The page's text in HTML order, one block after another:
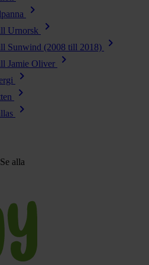
chevron_right
Urnorsk chevron_right
Sunwind (2008 till 2018) chevron_right
Jamie Oliver chevron_right
chevron_right
chevron_right
chevron_right
Se alla